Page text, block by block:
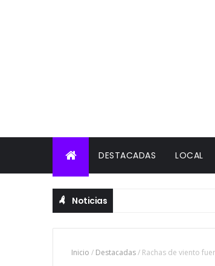
DESTACADAS LOCAL
Noticias
Inicio / Destacadas/ Rachas de viento